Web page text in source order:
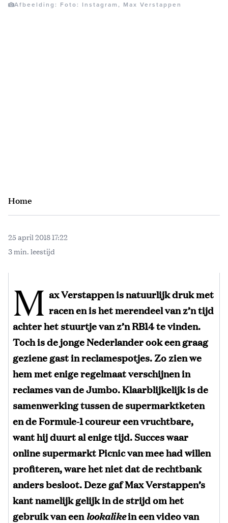
Afbeelding: Foto: Instagram, Max Verstappen
Home
25 april 2018 17:22
3 min. leestijd
M ax Verstappen is natuurlijk druk met
racen en is het merendeel van z’n tijd
achter het stuurtje van z’n RB14 te vinden.
Toch is de jonge Nederlander ook een graag
geziene gast in reclamespotjes. Zo zien we
hem met enige regelmaat verschijnen in
reclames van de Jumbo. Klaarblijkelijk is de
samenwerking tussen de supermarktketen
en de Formule-1 coureur een vruchtbare,
want hij duurt al enige tijd. Succes waar
online supermarkt Picnic van mee had willen
profiteren, ware het niet dat de rechtbank
anders besloot. Deze gaf Max Verstappen’s
kant namelijk gelijk in de strijd om het
gebruik van eenlookalikein een video van